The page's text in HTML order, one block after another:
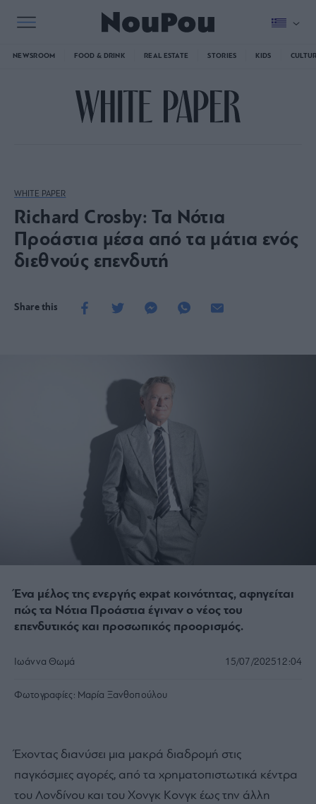
NEWSROOM FOOD & DRINK REAL ESTATE STORIES KIDS
WHITE PAPER
Richard Crosby: Τα Νότια
Προάστια μέσα από τα μάτια ενός
διεθνούς επενδυτή
Share this
Ένα μέλος της ενεργής expat κοινότητας, αφηγείται
πώς τα Νότια Προάστια έγιναν ο νέος του
επενδυτικός και προσωπικός προορισμός.
Ιωάννα Θωμά 15/07/202512:04
Φωτογραφίες: Μαρία Ξανθοπούλου
Έχοντας διανύσει μια μακρά διαδρομή στις
παγκόσμιες αγορές, από τα χρηματοπιστωτικά κέντρα
του Λονδίνου και του Χονγκ Κονγκ έως την άλλη